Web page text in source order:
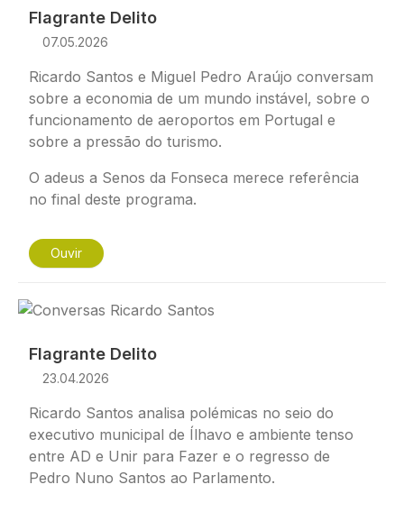
Flagrante Delito
07.05.2026
Ricardo Santos e Miguel Pedro Araújo conversam
sobre a economia de um mundo instável, sobre o
funcionamento de aeroportos em Portugal e
sobre a pressão do turismo.
O adeus a Senos da Fonseca merece referência
no final deste programa.
Ouvir
Imagem
Flagrante Delito
23.04.2026
Ricardo Santos analisa polémicas no seio do
executivo municipal de Ílhavo e ambiente tenso
entre AD e Unir para Fazer e o regresso de
Pedro Nuno Santos ao Parlamento.